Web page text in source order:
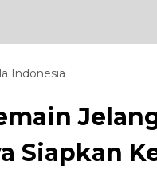
Indonesia
Siapkan